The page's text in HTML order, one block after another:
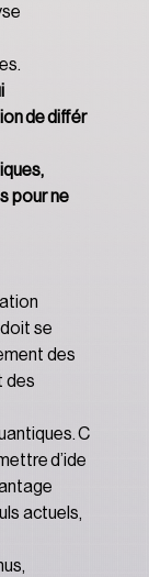
de différ
pour ne
se
des
des
C
d’ide
actuels,